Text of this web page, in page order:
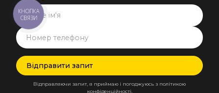
Відправляючи запит, я приймаю і погоджуюсь з політикою
конфіденційності.
КНОПКА
СВЯЗИ